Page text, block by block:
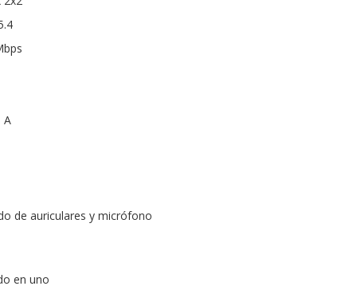
A
de auriculares y micrófono
en uno